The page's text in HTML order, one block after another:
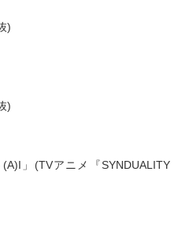
)
)
」(TVアニメ『SYNDUALITY